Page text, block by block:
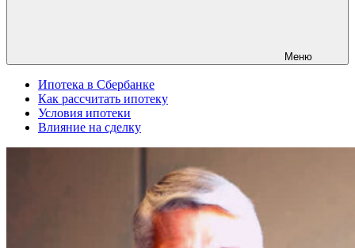
Меню
Ипотека в Сбербанке
Как рассчитать ипотеку
Условия ипотеки
Влияние на сделку